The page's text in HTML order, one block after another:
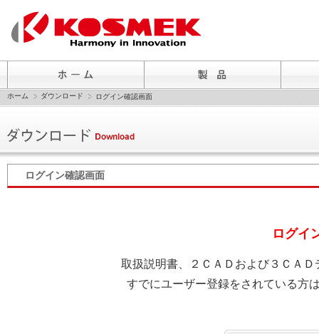
ホーム ダウンロード ログイン確認画面
ログイン確認画面
ログイ
取扱説明書、２ＣＡＤおよび３ＣＡ
すでにユーザー登録をされている方